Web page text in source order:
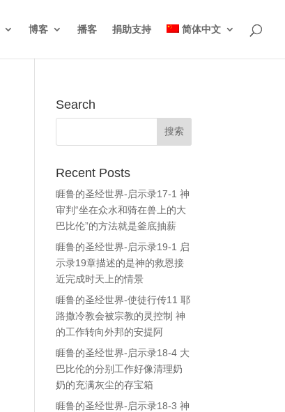
博客 播客 捐助支持 简体中文
Search
Recent Posts
睚鲁的圣经世界-启示录17-1 神
审判“坐在众水和骑在兽上的大
巴比伦”的方法就是釜底抽薪
睚鲁的圣经世界-启示录19-1 启
示录19章描述的是神的救恩接
近完成时天上的情景
睚鲁的圣经世界-使徒行传11 耶
路撒冷教会被宗教的灵控制 神
的工作转向外邦的安提阿
睚鲁的圣经世界-启示录18-4 大
巴比伦的分别工作好像清理奶
奶的充满灰尘的存宝箱
睚鲁的圣经世界-启示录18-3 神